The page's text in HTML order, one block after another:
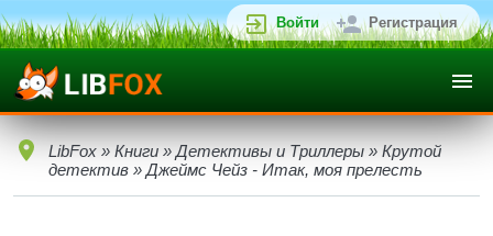
Войти Регистрация
LibFox » Книги » Детективы и Триллеры » Крутой
детектив » Джеймс Чейз - Итак, моя прелесть